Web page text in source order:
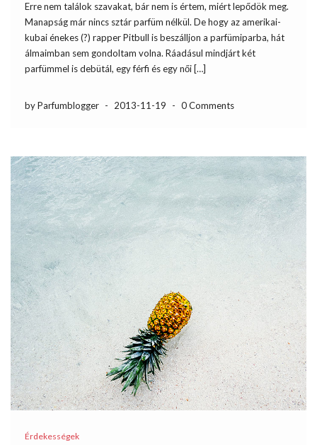
Erre nem találok szavakat, bár nem is értem, miért lepődök meg.
Manapság már nincs sztár parfüm nélkül. De hogy az amerikai-
kubai énekes (?) rapper Pitbull is beszálljon a parfümiparba, hát
álmaimban sem gondoltam volna. Ráadásul mindjárt két
parfümmel is debütál, egy férfi és egy női […]
by Parfumblogger - 2013-11-19 - 0 Comments
Érdekességek